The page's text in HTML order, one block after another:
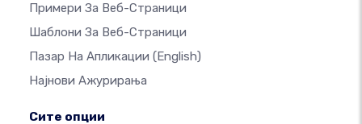
Примери За Веб-Страници
Шаблони За Веб-Страници
Пазар На Апликации (English)
Најнови Ажурирања
Сите опции